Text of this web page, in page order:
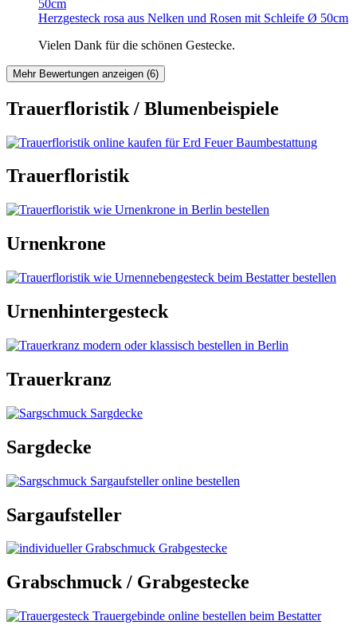
Herzgesteck rosa aus Nelken und Rosen mit Schleife Ø 50cm
Vielen Dank für die schönen Gestecke.
Mehr Bewertungen anzeigen (6)
Trauerfloristik / Blumenbeispiele
Trauerfloristik
Urnenkrone
Urnenhintergesteck
Trauerkranz
Sargdecke
Sargaufsteller
Grabschmuck / Grabgestecke